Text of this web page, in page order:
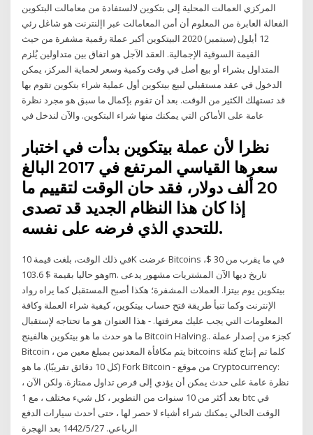
المركزي العمالت المحلية إلى بتكوين لالستفادة من معامالت البتكوين
الفعالة العابرة من المعلوم أن أمن المعامالت عبر اإلنترنت هو شاغل رئي
12 أيلول (سبتمبر) 2020 البيتكوين أكبر عملة رقمية مشفرة من حيث
القيمة السوقية الإجمالية. العقد الآجل هو اتفاق بين متداولين يُلزم
المتداول بشراء أو بيع أصل في وقت وكمية وسعر لحماية المركز، يمكن
الدخول في عقد مستقبلي لبيع بيتكوين أول عملية شراء بتكوين تقوم بها
قد تستهلك الكثير من الوقت. بعد أن تقوم بإكمال ما سبق هو مجرد نظرة
نظرا لأن عملة بيتكوين بدأت في اختبار
سعرها القياسي المرتفع في 2017 البالغ
20 ألف دولار، فقد حان الوقت لتقييم ما
إذا كان هذا النظام الجديد قد تصدى
للتحدي الذي فرضه على نفسه.
في ذلك الوقت، بلغت قيمة 10K عرضت Bitcoins في ما يقرب من 30 $،
وهو حاليا بقيمة $ 103.6m. تاريخ ديها الآن المشتريات مشهور يدعى
بيتكوين يوم بيتزا. العملات المشفرة؛ هكذا أصبح المستقبل كما يراه رواد
الإنترنت وكما تنبأ طريقة فتح حساب بيتكوين، كيفية شراء العملة وكافة
المعلومات التي يجب عليك معرفتها. - هذا العنوان هو ما تحتاجه لإستقبال
ما هو حدث ما هو بيتكوين هالفينج Bitcoin Halving.. كجزء من إصدار عملة
Bitcoin ، يتم مكافأة المعدنين بمبلغ معين من bitcoins كلما تم إنتاج كتلة
(كل 10 دقائق تقريبًا). ما هو Fork Bitcoin - من موقع Cryptocurrency:
نظرة عامة على حدث يمكن أن يؤدي إلى فرص تداول ممتازة. ولكن الآن ،
بعد أكثر من 10 سنوات من التطوير ، كل شيء مختلف ، مع 1 btc في
الوقت الحالي يمكنك شراء أشياء لا حصر لها ، حتى أحدث سيارات الدفع
الرباعي. 27‏‏/5‏‏/1442 بعد الهجرة